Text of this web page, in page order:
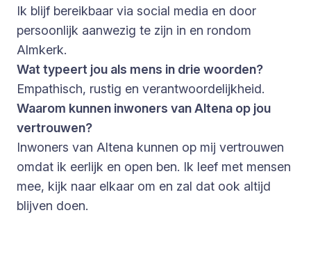
Ik blijf bereikbaar via social media en door
persoonlijk aanwezig te zijn in en rondom
Almkerk.
Wat typeert jou als mens in drie woorden?
Empathisch, rustig en verantwoordelijkheid.
Waarom kunnen inwoners van Altena op jou
vertrouwen?
Inwoners van Altena kunnen op mij vertrouwen
omdat ik eerlijk en open ben. Ik leef met mensen
mee, kijk naar elkaar om en zal dat ook altijd
blijven doen.